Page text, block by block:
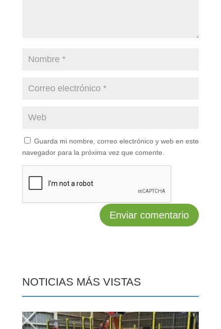
Guarda mi nombre, correo electrónico y web en este
navegador para la próxima vez que comente.
NOTICIAS MÁS VISTAS